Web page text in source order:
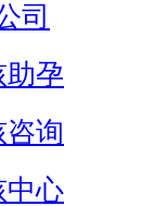
司
助孕
询
中心